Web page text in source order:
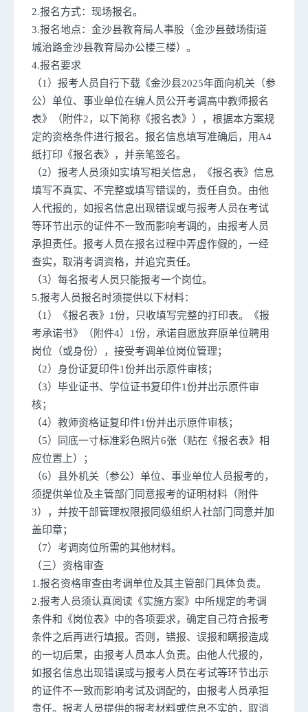
2.报名方式：现场报名。
3.报名地点：金沙县教育局人事股（金沙县鼓场街道
城治路金沙县教育局办公楼三楼）。
4.报名要求
（1）报考人员自行下载《金沙县2025年面向机关（参
公）单位、事业单位在编人员公开考调高中教师报名
表》（附件2，以下简称《报名表》），根据本方案规
定的资格条件进行报名。报名信息填写准确后，用A4
纸打印《报名表》，并亲笔签名。
（2）报考人员须如实填写相关信息，《报名表》信息
填写不真实、不完整或填写错误的，责任自负。由他
人代报的，如报名信息出现错误或与报考人员在考试
等环节出示的证件不一致而影响考调的，由报考人员
承担责任。报考人员在报名过程中弄虚作假的，一经
查实，取消考调资格，并追究责任。
（3）每名报考人员只能报考一个岗位。
5.报考人员报名时须提供以下材料：
（1）《报名表》1份，只收填写完整的打印表。《报
考承诺书》（附件4）1份，承诺自愿放弃原单位聘用
岗位（或身份），接受考调单位岗位管理；
（2）身份证复印件1份并出示原件审核；
（3）毕业证书、学位证书复印件1份并出示原件审
核；
（4）教师资格证复印件1份并出示原件审核；
（5）同底一寸标准彩色照片6张（贴在《报名表》相
应位置上）；
（6）县外机关（参公）单位、事业单位人员报考的，
须提供单位及主管部门同意报考的证明材料（附件
3），并按干部管理权限报同级组织人社部门同意并加
盖印章；
（7）考调岗位所需的其他材料。
（三）资格审查
1.报名资格审查由考调单位及其主管部门具体负责。
2.报考人员须认真阅读《实施方案》中所规定的考调
条件和《岗位表》中的各项要求，确定自己符合报考
条件之后再进行填报。否则，错报、误报和瞒报造成
的一切后果，由报考人员本人负责。由他人代报的，
如报名信息出现错误或与报考人员在考试等环节出示
的证件不一致而影响考试及调配的，由报考人员承担
责任。报考人员提供的报考材料或信息不实的，取消